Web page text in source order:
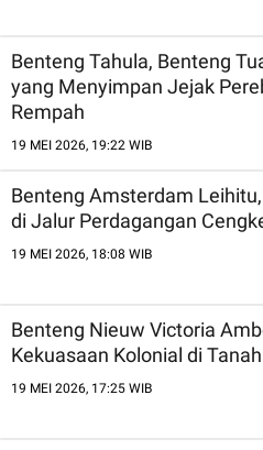
Benteng Tahula, Benteng
yang Menyimpan Jejak
Rempah
19 MEI 2026, 19:22 WIB
Benteng Amsterdam
di Jalur Perdagangan
19 MEI 2026, 18:08 WIB
Benteng Nieuw Victoria
Kekuasaan Kolonial di
19 MEI 2026, 17:25 WIB